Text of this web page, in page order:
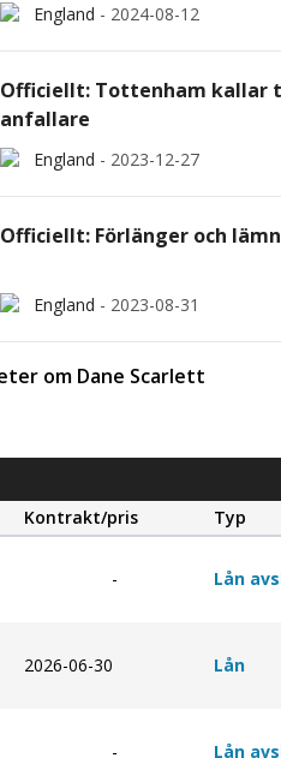
England - 2024-08-12
Officiellt: Tottenham kallar
anfallare
England - 2023-12-27
Officiellt: Förlänger och
England - 2023-08-31
om Dane Scarlett
Kontrakt/pris Typ
- Lån
2026-06-30 Lån
- Lån